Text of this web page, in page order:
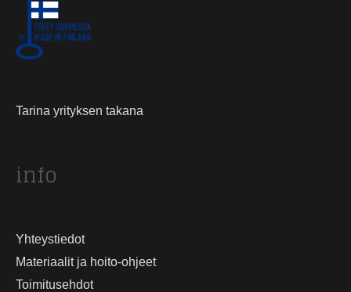
Tarina yrityksen takana
info
Yhteystiedot
Materiaalit ja hoito-ohjeet
Toimitusehdot